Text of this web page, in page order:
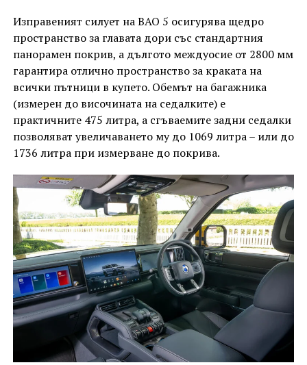
Изправеният силует на BAO 5 осигурява щедро
пространство за главата дори със стандартния
панорамен покрив, а дългото междуосие от 2800 мм
гарантира отлично пространство за краката на
всички пътници в купето. Обемът на багажника
(измерен до височината на седалките) е
практичните 475 литра, а сгъваемите задни седалки
позволяват увеличаването му до 1069 литра – или до
1736 литра при измерване до покрива.